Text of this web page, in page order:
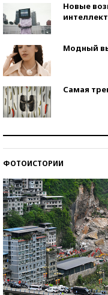
Новые
Модный
Самая
ФОТОИСТОРИИ